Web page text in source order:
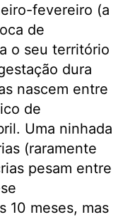
fevereiro (a
de
o seu território
dura
nascem entre
de
Uma ninhada
(raramente
pesam entre
10 meses, mas